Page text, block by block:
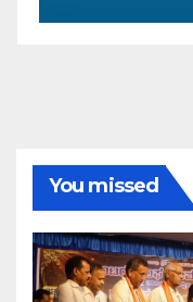
You missed